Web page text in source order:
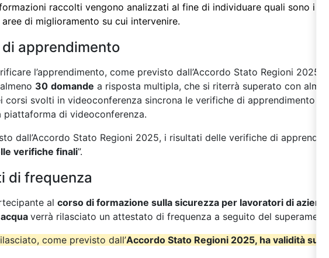
raccolti vengono analizzati al fine di individuare quali sono i
di miglioramento su cui intervenire.
apprendimento
l’apprendimento, come previsto dall’Accordo Stato Regioni 2025
30 domande a risposta multipla, che si riterrà superato con
corsi svolti in videoconferenza sincrona le verifiche di apprendimento
piattaforma di videoconferenza.
dall’Accordo Stato Regioni 2025, i risultati delle verifiche di
verifiche finali”.
di frequenza
al corso di formazione sulla sicurezza per lavoratori di
verrà rilasciato un attestato di frequenza a seguito del
come previsto dall’Accordo Stato Regioni 2025, ha validità su